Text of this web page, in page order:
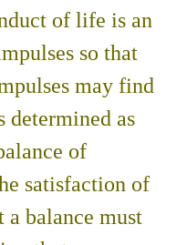
of life is an
so that
may find
determined as
of
satisfaction of
a balance must